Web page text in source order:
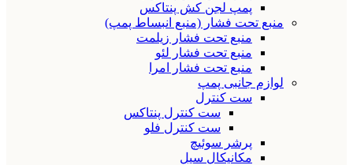
پمپ لجن کش پنتاکس
منبع تحت فشار (منبع انبساط پمپ)
منبع تحت فشار زیلمت
منبع تحت فشار لئو
منبع تحت فشار امرا
لوازم جانبی پمپ
ست کنترل
ست کنترل پنتاکس
ست کنترل فلو
پرشر سوئیچ
مکانیکال سیل